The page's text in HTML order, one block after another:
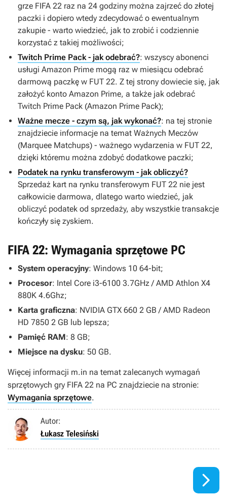
grze FIFA 22 raz na 24 godziny można zajrzeć do złotej
paczki i dopiero wtedy zdecydować o ewentualnym
zakupie - warto wiedzieć, jak to zrobić i codziennie
korzystać z takiej możliwości;
Twitch Prime Pack - jak odebrać?: wszyscy abonenci
usługi Amazon Prime mogą raz w miesiącu odebrać
darmową paczkę w FUT 22. Z tej strony dowiecie się, jak
założyć konto Amazon Prime, a także jak odebrać
Twitch Prime Pack (Amazon Prime Pack);
Ważne mecze - czym są, jak wykonać?: na tej stronie
znajdziecie informacje na temat Ważnych Meczów
(Marquee Matchups) - ważnego wydarzenia w FUT 22,
dzięki któremu można zdobyć dodatkowe paczki;
Podatek na rynku transferowym - jak obliczyć?
Sprzedaż kart na rynku transferowym FUT 22 nie jest
całkowicie darmowa, dlatego warto wiedzieć, jak
obliczyć podatek od sprzedaży, aby wszystkie transakcje
kończyły się zyskiem.
FIFA 22: Wymagania sprzętowe PC
System operacyjny: Windows 10 64-bit;
Procesor: Intel Core i3-6100 3.7GHz / AMD Athlon X4
880K 4.6Ghz;
Karta graficzna: NVIDIA GTX 660 2 GB / AMD Radeon
HD 7850 2 GB lub lepsza;
Pamięć RAM: 8 GB;
Miejsce na dysku: 50 GB.
Więcej informacji m.in na temat zalecanych wymagań
sprzętowych gry FIFA 22 na PC znajdziecie na stronie:
Wymagania sprzętowe.
Autor:
Łukasz Telesiński
